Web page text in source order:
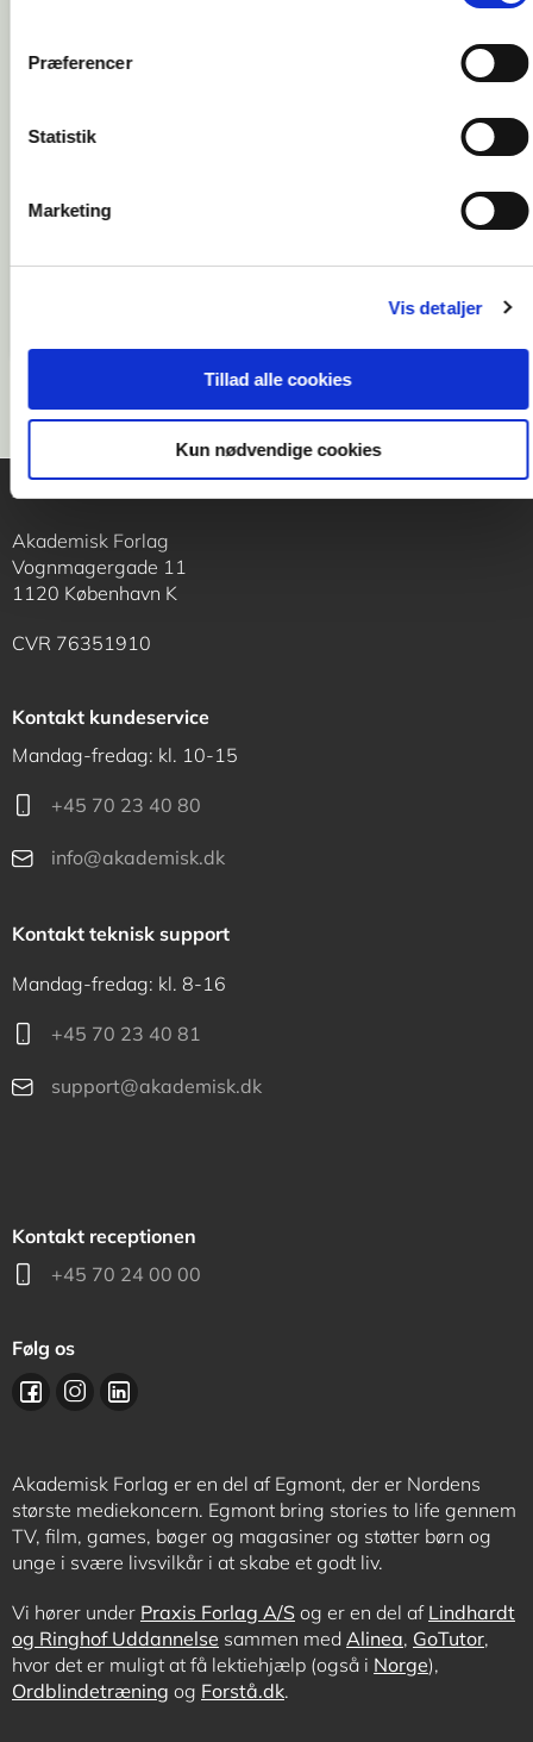
Præferencer
Statistik
Marketing
Vis detaljer
Tillad alle cookies
Kun nødvendige cookies
Kristeligt Dagblad
Akademisk Forlag
Vognmagergade 11
1120 København K
CVR 76351910
Kontakt kundeservice
Mandag-fredag: kl. 10-15
+45 70 23 40 80
info@akademisk.dk
Kontakt teknisk support
Mandag-fredag: kl. 8-16
+45 70 23 40 81
support@akademisk.dk
Kontakt receptionen
+45 70 24 00 00
Følg os
Akademisk Forlag er en del af Egmont, der er Nordens
største mediekoncern. Egmont bring stories to life gennem
TV, film, games, bøger og magasiner og støtter børn og
unge i svære livsvilkår i at skabe et godt liv.
Vi hører under Praxis Forlag A/S og er en del af Lindhardt
og Ringhof Uddannelse sammen med Alinea, GoTutor,
hvor det er muligt at få lektiehjælp (også i Norge),
Ordblindetræning og Forstå.dk.